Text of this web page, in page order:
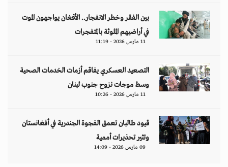
بين الفقر وخطر الانفجار.. الأفغان يواجهون الموت
في أراضيهم الملوثة بالمتفجرات
11 مارس 2026 - 11:19
التصعيد العسكري يفاقم أزمات الخدمات الصحية
وسط موجات نزوح جنوب لبنان
11 مارس 2026 - 10:26
قيود طالبان تعمق الفجوة الجندرية في أفغانستان
وتثير تحذيرات أممية
09 مارس 2026 - 14:09